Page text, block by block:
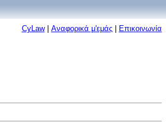
CyLaw| Αναφορικά μ'εμάς| Επικοινωνία